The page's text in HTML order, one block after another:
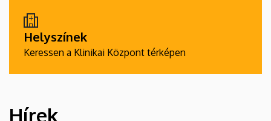
Helyszínek
Keressen a Klinikai Központ térképen
HÍREK
Hírek